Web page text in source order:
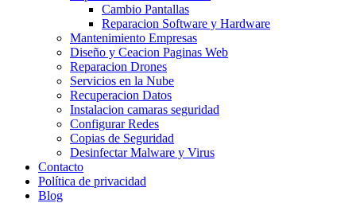
Cambio Pantallas
Reparacion Software y Hardware
Mantenimiento Empresas
Diseño y Ceacion Paginas Web
Reparacion Drones
Servicios en la Nube
Recuperacion Datos
Instalacion camaras seguridad
Configurar Redes
Copias de Seguridad
Desinfectar Malware y Virus
Contacto
Política de privacidad
Blog